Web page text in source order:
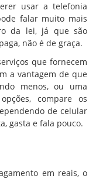
usar a telefonia
falar muito mais
da lei, já que são
não é de graça.
que fornecem
a vantagem de que
menos, ou uma
compare os
de celular
gasta e fala pouco.
em reais, o